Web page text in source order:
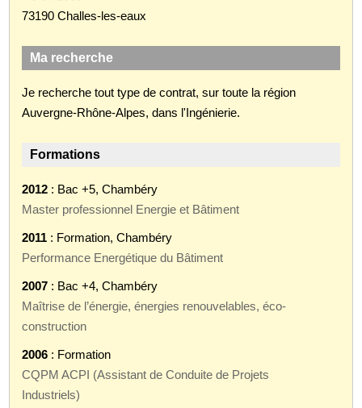
73190 Challes-les-eaux
Ma recherche
Je recherche tout type de contrat, sur toute la région
Auvergne-Rhône-Alpes, dans l'Ingénierie.
Formations
2012 : Bac +5, Chambéry
Master professionnel Energie et Bâtiment
2011 : Formation, Chambéry
Performance Energétique du Bâtiment
2007 : Bac +4, Chambéry
Maîtrise de l’énergie, énergies renouvelables, éco-
construction
2006 : Formation
CQPM ACPI (Assistant de Conduite de Projets
Industriels)